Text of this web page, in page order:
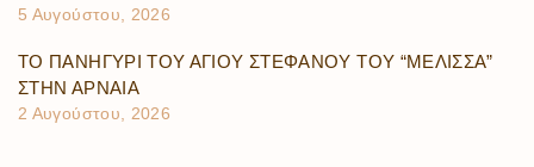
5 Αυγούστου, 2026
ΤΟ ΠΑΝΗΓΥΡΙ ΤΟΥ ΑΓΙΟΥ ΣΤΕΦΑΝΟΥ ΤΟΥ “ΜΕΛΙΣΣΑ”
ΣΤΗΝ ΑΡΝΑΙΑ
2 Αυγούστου, 2026